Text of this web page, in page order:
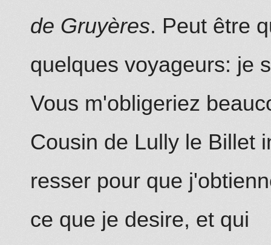
de Gruyères. Peut être
quelques voyageurs: je
Vous m'obligeriez
Cousin de Lully le Billet
resser pour que
ce que je desire, et qui